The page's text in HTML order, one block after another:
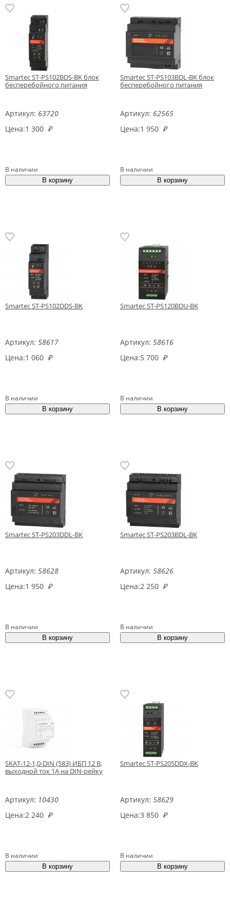
Smartec ST-PS102BDS-BK блок
бесперебойного питания
Артикул: 63720
Цена:1 300 ₽
В наличии
Smartec ST-PS103BDL-BK блок
бесперебойного питания
Артикул: 62565
Цена:1 950 ₽
В наличии
Smartec ST-PS102DDS-BK
Артикул: 58617
Цена:1 060 ₽
В наличии
Smartec ST-PS120BDU-BK
Артикул: 58616
Цена:5 700 ₽
В наличии
Smartec ST-PS203DDL-BK
Артикул: 58628
Цена:1 950 ₽
В наличии
Smartec ST-PS203BDL-BK
Артикул: 58626
Цена:2 250 ₽
В наличии
SKAT-12-1,0-DIN (583) ИБП 12 В,
выходной ток 1А на DIN-рейку
Артикул: 10430
Цена:2 240 ₽
В наличии
Smartec ST-PS205DDX-BK
Артикул: 58629
Цена:3 850 ₽
В наличии